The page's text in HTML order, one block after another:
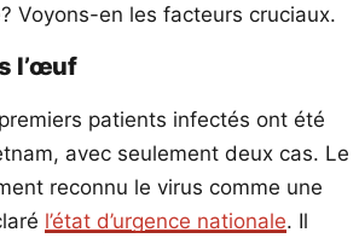
Voyons-en les facteurs cruciaux.
l’œuf
patients infectés ont été
avec seulement deux cas. Le
reconnu le virus comme une
l’état d’urgence nationale. Il